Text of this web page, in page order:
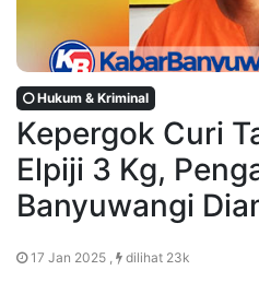
Hukum & Kriminal
Kepergok Curi
Elpiji 3 Kg,
Banyuwangi
17 Jan 2025 , dilihat 23k